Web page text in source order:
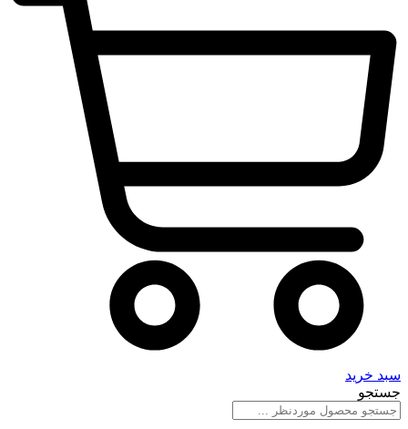
سبد خرید
جستجو